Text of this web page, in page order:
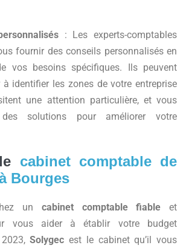
: Les experts-comptables
fournir des conseils personnalisés en
vos besoins spécifiques. Ils peuvent
identifier les zones de votre entreprise
une attention particulière, et vous
des solutions pour améliorer votre
cabinet comptable de
Bourges
un cabinet comptable fiable et
vous aider à établir votre budget
2023,Solygec est le cabinet qu’il vous